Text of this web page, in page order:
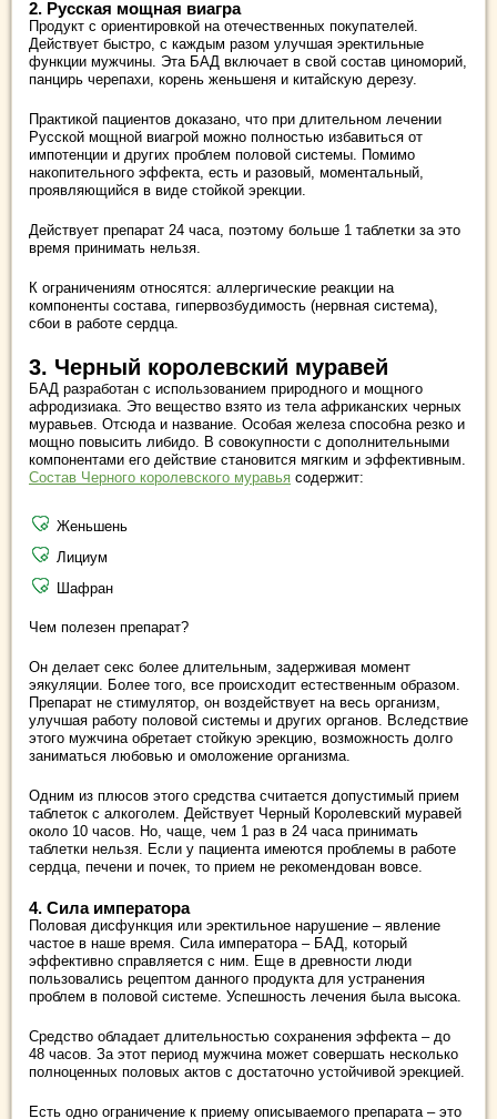
2. Русская мощная виагра
Продукт с ориентировкой на отечественных покупателей.
Действует быстро, с каждым разом улучшая эректильные
функции мужчины. Эта БАД включает в свой состав циноморий,
панцирь черепахи, корень женьшеня и китайскую дерезу.
Практикой пациентов доказано, что при длительном лечении
Русской мощной виагрой можно полностью избавиться от
импотенции и других проблем половой системы. Помимо
накопительного эффекта, есть и разовый, моментальный,
проявляющийся в виде стойкой эрекции.
Действует препарат 24 часа, поэтому больше 1 таблетки за это
время принимать нельзя.
К ограничениям относятся: аллергические реакции на
компоненты состава, гипервозбудимость (нервная система),
сбои в работе сердца.
3. Черный королевский муравей
БАД разработан с использованием природного и мощного
афродизиака. Это вещество взято из тела африканских черных
муравьев. Отсюда и название. Особая железа способна резко и
мощно повысить либидо. В совокупности с дополнительными
компонентами его действие становится мягким и эффективным.
Состав Черного королевского муравья содержит:
Женьшень
Лициум
Шафран
Чем полезен препарат?
Он делает секс более длительным, задерживая момент
эякуляции. Более того, все происходит естественным образом.
Препарат не стимулятор, он воздействует на весь организм,
улучшая работу половой системы и других органов. Вследствие
этого мужчина обретает стойкую эрекцию, возможность долго
заниматься любовью и омоложение организма.
Одним из плюсов этого средства считается допустимый прием
таблеток с алкоголем. Действует Черный Королевский муравей
около 10 часов. Но, чаще, чем 1 раз в 24 часа принимать
таблетки нельзя. Если у пациента имеются проблемы в работе
сердца, печени и почек, то прием не рекомендован вовсе.
4. Сила императора
Половая дисфункция или эректильное нарушение – явление
частое в наше время. Сила императора – БАД, который
эффективно справляется с ним. Еще в древности люди
пользовались рецептом данного продукта для устранения
проблем в половой системе. Успешность лечения была высока.
Средство обладает длительностью сохранения эффекта – до
48 часов. За этот период мужчина может совершать несколько
полноценных половых актов с достаточно устойчивой эрекцией.
Есть одно ограничение к приему описываемого препарата – это